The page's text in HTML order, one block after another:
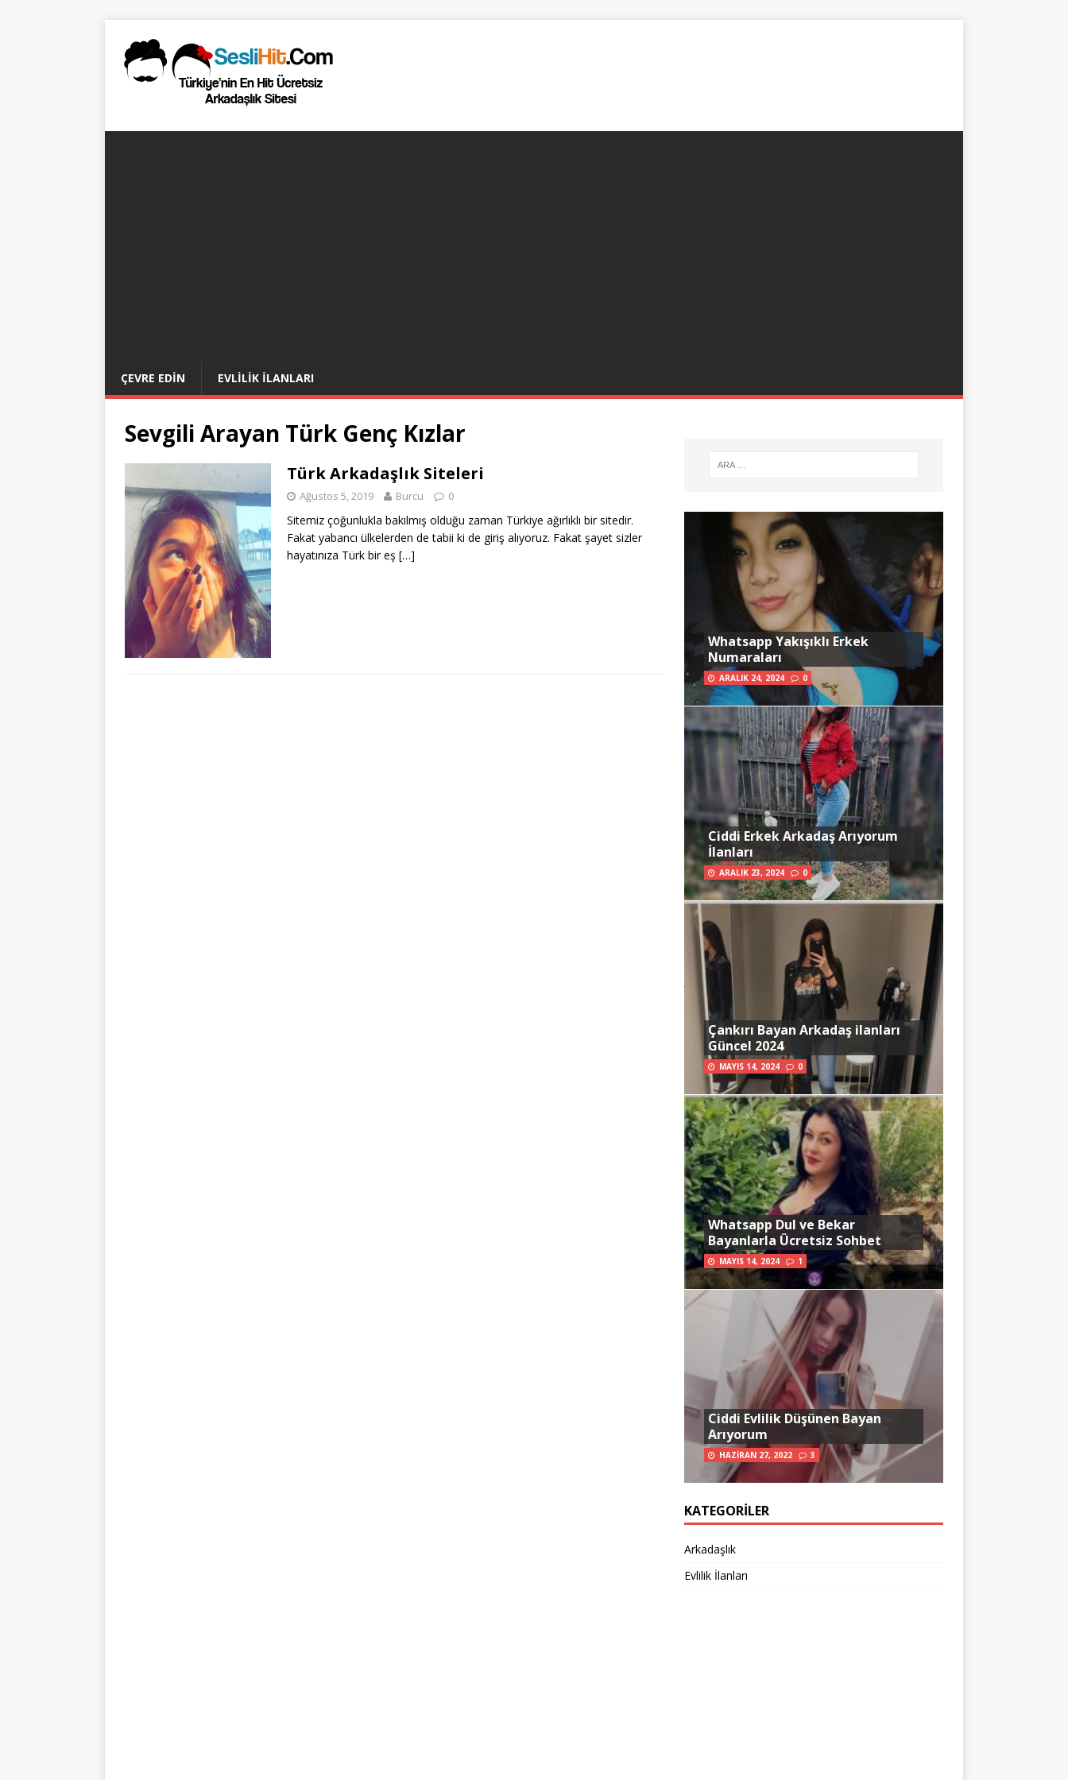
ÇEVRE EDIN EVLILIK İLANLARI
Sevgili Arayan Türk Genç Kızlar
Türk Arkadaşlık Siteleri
Ağustos 5, 2019 Burcu 0
Sitemiz çoğunlukla bakılmış olduğu zaman Türkiye ağırlıklı bir sitedir.
Fakat yabancı ülkelerden de tabii ki de giriş alıyoruz. Fakat şayet sizler
hayatınıza Türk bir eş […]
Whatsapp Yakışıklı Erkek
Numaraları
ARALIK 24, 2024 0
Ciddi Erkek Arkadaş Arıyorum
İlanları
ARALIK 23, 2024 0
Çankırı Bayan Arkadaş ilanları
Güncel 2024
MAYIS 14, 2024 0
Whatsapp Dul ve Bekar
Bayanlarla Ücretsiz Sohbet
MAYIS 14, 2024 1
Ciddi Evlilik Düşünen Bayan
Arıyorum
HAZIRAN 27, 2022 3
KATEGORILER
Arkadaşlık
Evlilik İlanları